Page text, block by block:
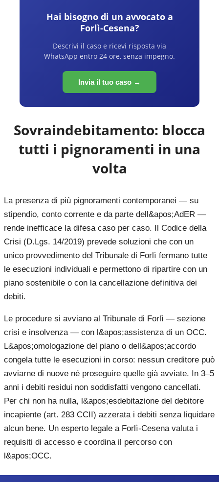
Hai bisogno di un avvocato a
Forlì-Cesena?
Descrivi il caso e ricevi risposta via
WhatsApp entro 24 ore, senza impegno.
Invia il tuo caso →
Sovraindebitamento: blocca
tutti i pignoramenti in una
volta
La presenza di più pignoramenti contemporanei — su
stipendio, conto corrente e da parte dell&apos;AdER —
rende inefficace la difesa caso per caso. Il Codice della
Crisi (D.Lgs. 14/2019) prevede soluzioni che con un
unico provvedimento del Tribunale di Forlì fermano tutte
le esecuzioni individuali e permettono di ripartire con un
piano sostenibile o con la cancellazione definitiva dei
debiti.
Le procedure si avviano al Tribunale di Forlì — sezione
crisi e insolvenza — con l&apos;assistenza di un OCC.
L&apos;omologazione del piano o dell&apos;accordo
congela tutte le esecuzioni in corso: nessun creditore può
avviarne di nuove né proseguire quelle già avviate. In 3–5
anni i debiti residui non soddisfatti vengono cancellati.
Per chi non ha nulla, l&apos;esdebitazione del debitore
incapiente (art. 283 CCII) azzerata i debiti senza liquidare
alcun bene. Un esperto legale a Forlì-Cesena valuta i
requisiti di accesso e coordina il percorso con
l&apos;OCC.